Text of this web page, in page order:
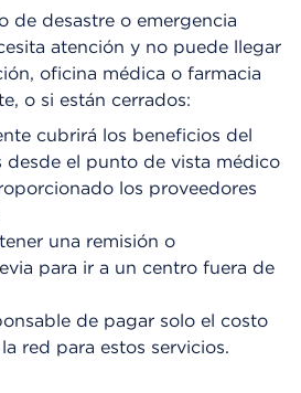
de desastre o emergencia
atención y no puede llegar
oficina médica o farmacia
o si están cerrados:
cubrirá los beneficios del
desde el punto de vista médico
los proveedores
una remisión o
para ir a un centro fuera de
de pagar solo el costo
red para estos servicios.